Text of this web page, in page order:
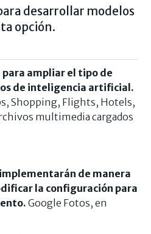
desarrollar modelos
opción.
para ampliar el tipo de
de inteligencia artificial.
Shopping, Flights, Hotels,
multimedia cargados
de manera
la configuración para
Google Fotos, en